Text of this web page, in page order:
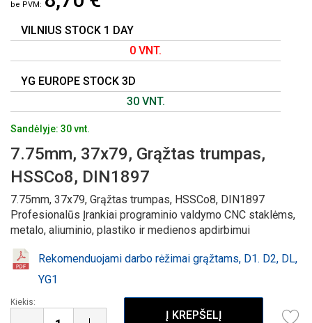
GALERIJOS
PRADŽIĄ
VILNIUS STOCK 1 DAY
0 VNT.
YG EUROPE STOCK 3D
30 VNT.
Sandėlyje: 30 vnt.
7.75mm, 37x79, Grąžtas trumpas,
HSSCo8, DIN1897
7.75mm, 37x79, Grąžtas trumpas, HSSCo8, DIN1897
Profesionalūs Įrankiai programinio valdymo CNC staklėms,
metalo, aliuminio, plastiko ir medienos apdirbimui
Rekomenduojami darbo rėžimai grąžtams, D1. D2, DL,
YG1
Kiekis:
Į KREPŠELĮ